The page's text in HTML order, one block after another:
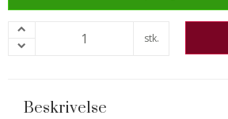
stk.
Beskrivelse